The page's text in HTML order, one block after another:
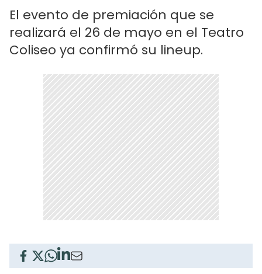
El evento de premiación que se
realizará el 26 de mayo en el Teatro
Coliseo ya confirmó su lineup.